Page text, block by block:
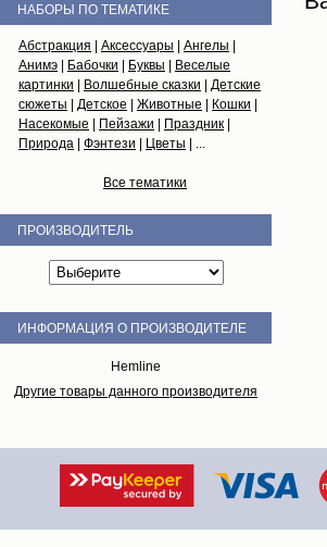
НАБОРЫ ПО ТЕМАТИКЕ
Абстракция Аксессуары Ангелы
Анимэ
Бабочки Буквы
Веселые
картинки
Волшебные сказки
Детские
сюжеты
Детское Животные Кошки
Насекомые
Пейзажи Праздник
Природа
Фэнтези Цветы | ...
Все тематики
ПРОИЗВОДИТЕЛЬ
ИНФОРМАЦИЯ О ПРОИЗВОДИТЕЛЕ
Hemline
Другие товары данного производителя